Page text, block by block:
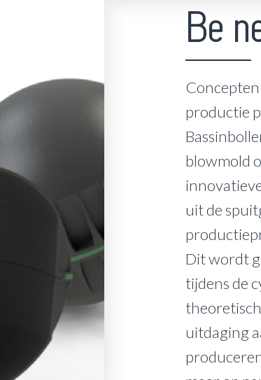
Be
productie
blowmold
uit de
Dit wordt
tijdens de
uitdaging